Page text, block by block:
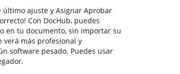
ajuste y Asignar Aprobar
Con DocHub, puedes
en tu documento, sin importar su
verá más profesional y
software pesado. Puedes usar